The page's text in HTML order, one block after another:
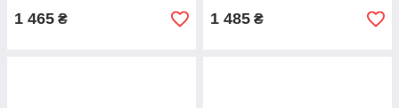
1 465 ₴ 1 485 ₴